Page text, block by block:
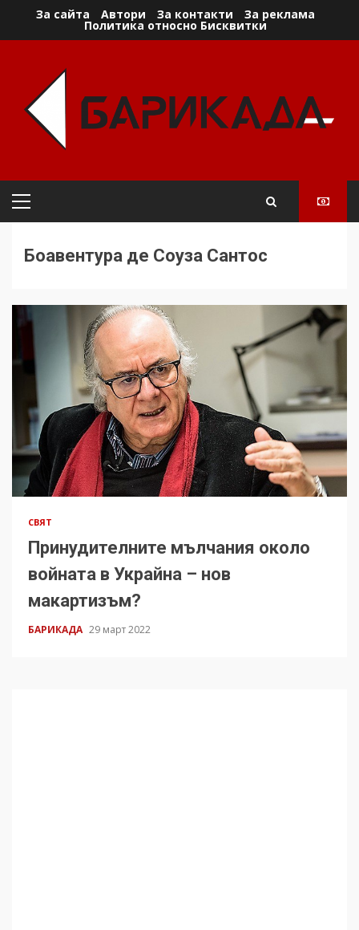
За сайта Автори За контакти За реклама
Политика относно Бисквитки
Primary
Боавентура де Соуза Сантос
СВЯТ
Принудителните мълчания около
войната в Украйна – нов
макартизъм?
БАРИКАДА 29 март 2022